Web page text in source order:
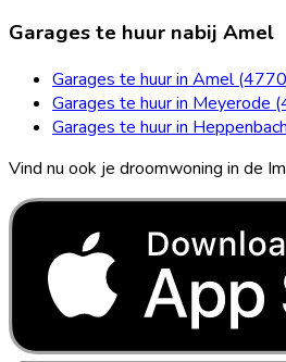
Garages te huur nabij Amel
Garages te huur in Amel
Garages te huur in Meyerode
Garages te huur in
Vind nu ook je droomwoning in de